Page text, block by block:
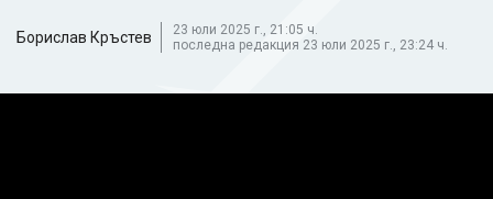
Борислав Кръстев
23 юли 2025 г., 21:05 ч.
последна редакция 23 юли 2025 г., 23:24 ч.